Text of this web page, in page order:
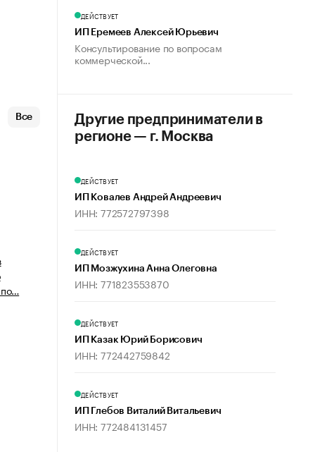
Все
ДЕЙСТВУЕТ
ИП Еремеев Алексей Юрьевич
Консультирование по вопросам
коммерческой...
Другие предприниматели в
регионе — г. Москва
ДЕЙСТВУЕТ
ИП Ковалев Андрей Андреевич
ИНН: 772572797398
ДЕЙСТВУЕТ
ИП Мозжухина Анна Олеговна
ИНН: 771823553870
ДЕЙСТВУЕТ
ИП Казак Юрий Борисович
ИНН: 772442759842
ДЕЙСТВУЕТ
ИП Глебов Виталий Витальевич
ИНН: 772484131457